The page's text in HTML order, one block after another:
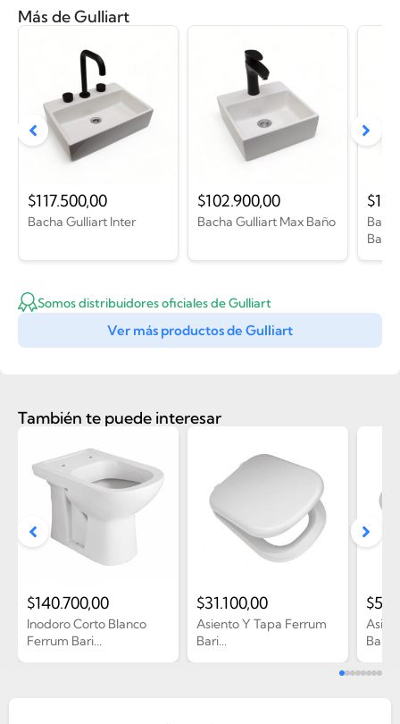
Más de Gulliart
Somos distribuidores oficiales de Gulliart
Ver más productos de Gulliart
Bacha Gulliart Inter
$117.500,00
Bacha Gulliart Max Baño
$102.900,00
Baño
$
También te puede interesar
Inodoro Corto Blanco
Ferrum Bari...
$140.700,00
Asiento Y Tapa Ferrum
Bari...
$31.100,00
Bari...
$